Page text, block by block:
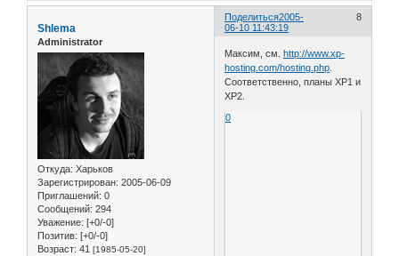
Поделиться 8
2005-
06-10 11:43:19
Shlema
Administrator
Откуда: Харьков
Зарегистрирован: 2005-06-09
Приглашений: 0
Сообщений: 294
Уважение: [+0/-0]
Позитив: [+0/-0]
Возраст: 41 [1985-05-20]
Максим, см. http://www.xp-
hosting.com/hosting.php
Соответственно, планы ХР1 и
ХР2.
0